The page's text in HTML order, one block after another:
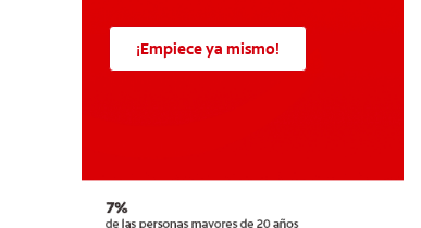
¡Empiece ya mismo!